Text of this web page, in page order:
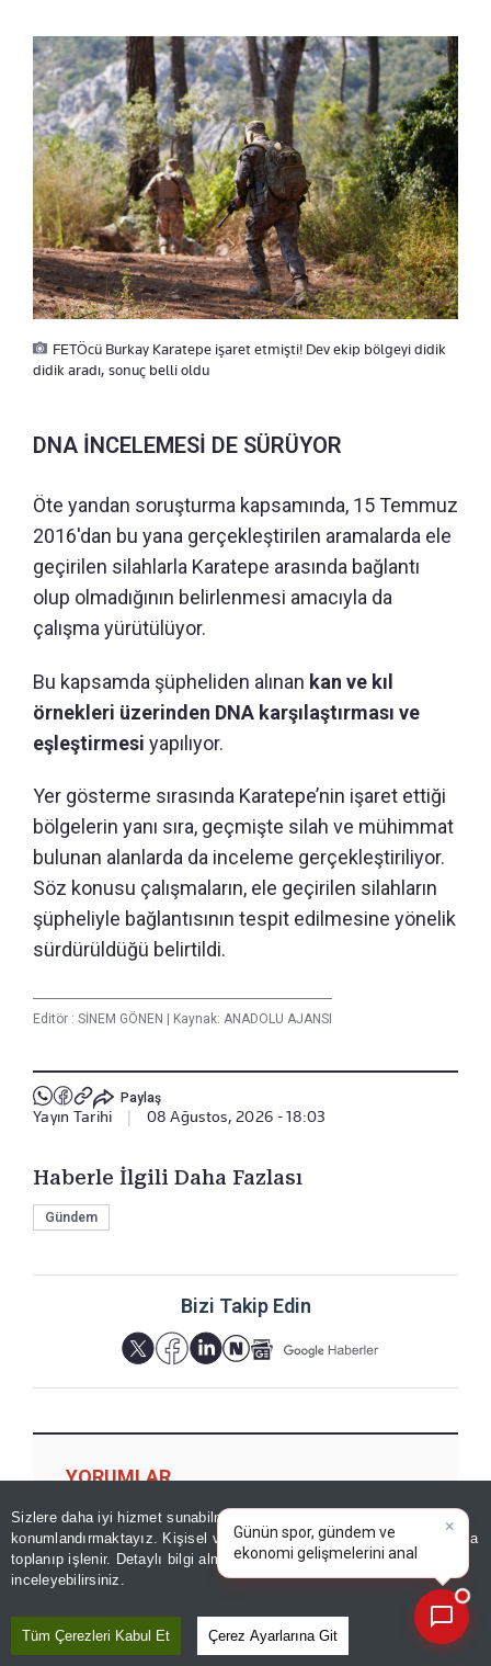
Sizlere daha iyi hizmet sunabilmek adına sitemizde
konumlandırmaktayız. Kişisel verileriniz, KVKK ve GDPR kapsamında
toplanıp işlenir. Detaylı bilgi almak içinAydınlatma Metnimizi
inceleyebilirsiniz.
Tüm Çerezleri Kabul Et Çerez Ayarlarına Git
FETÖcü Burkay Karatepe işaret etmişti! Dev ekip bölgeyi didik
didik aradı, sonuç belli oldu
DNA İNCELEMESİ DE SÜRÜYOR
Öte yandan soruşturma kapsamında, 15 Temmuz
2016'dan bu yana gerçekleştirilen aramalarda ele
geçirilen silahlarla Karatepe arasında bağlantı
olup olmadığının belirlenmesi amacıyla da
çalışma yürütülüyor.
Bu kapsamda şüpheliden alınan kan ve kıl
örnekleri üzerinden DNA karşılaştırması ve
eşleştirmesi yapılıyor.
Yer gösterme sırasında Karatepe’nin işaret ettiği
bölgelerin yanı sıra, geçmişte silah ve mühimmat
bulunan alanlarda da inceleme gerçekleştiriliyor.
Söz konusu çalışmaların, ele geçirilen silahların
şüpheliyle bağlantısının tespit edilmesine yönelik
sürdürüldüğü belirtildi.
Editör : SİNEM GÖNEN Kaynak: ANADOLU AJANSI
Paylaş
Yayın Tarihi 08 Ağustos, 2026 - 18:03
Haberle İlgili Daha Fazlası
Gündem
Bizi Takip Edin
YORUMLAR
Yorum için giriş yapın
×
Günün spor, gündem ve
ekonomi gelişmelerini analiz
edin!|